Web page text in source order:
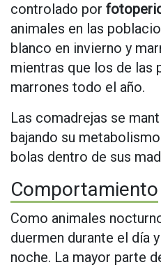
controlado por
animales en las
blanco en invierno y
mientras que los de las
marrones todo el año.
Las comadrejas se
bajando su
bolas dentro de sus
Comportamiento
Como animales
duermen durante el día
noche. La mayor parte